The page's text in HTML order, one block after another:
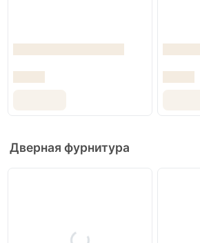
Дверная фурнитура